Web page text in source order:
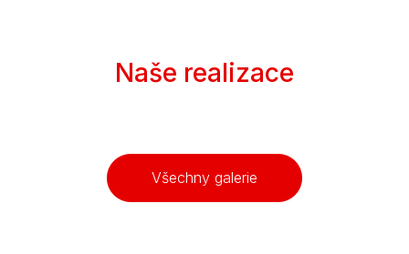
Naše realizace
Domácí sauna s
výhledem ven
Domácí sauna
přisazená ke zdi
Domácí sauna na
míru pod šikminu
Domácí sauna s
výhledem do
Domácí sauna na
Domácí sauna
Domácí sauna Domácí sauna
Domácí finská
Všechny galerie